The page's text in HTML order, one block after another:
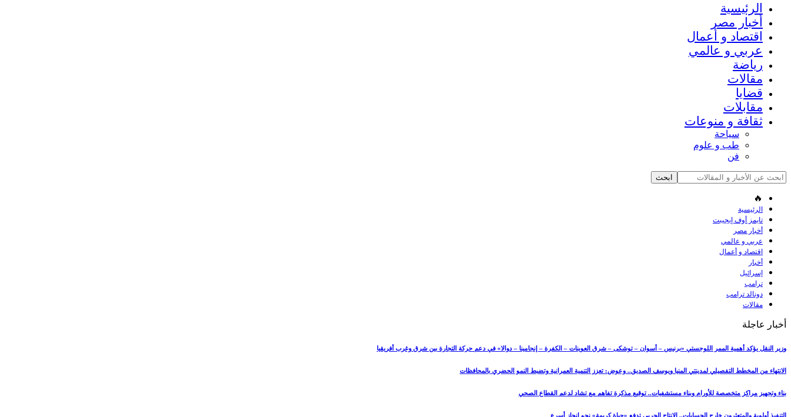
الرئيسية
أخبار مصر
اقتصاد و أعمال
عربي و عالمي
رياضة
مقالات
قضايا
مقابلات
ثقافة و منوعات
سياحة
طب و علوم
فن
🔥
الرئيسية
تايمز أوف إيجيبت
أخبار مصر
عربي و عالمي
اقتصاد و أعمال
أخبار
إسرائيل
ترامب
دونالد ترامب
مقالات
أخبار عاجلة
وزير النقل يؤكد أهمية الممر اللوجستي «برنيس – أسوان – توشكى – شرق العوينات – الكفرة – إنجامينا – دوالا» في دعم حركة التجارة بين شرق وغرب أفريقيا
الانتهاء من المخطط التفصيلي لمدينتي المنيا ويوسف الصديق.. وعوض: تعزز التنمية العمرانية وتضبط النمو الحضري بالمحافظات
بناء وتجهيز مراكز متخصصة للأورام وبناء مستشفيات.. توقيع مذكرة تفاهم مع تشاد لدعم القطاع الصحي
التنفيذ أولوية والمتعثرون خارج الحسابات.. الإنتاج الحربي تدفع «حياة كريمة» نحو إنجاز أسرع